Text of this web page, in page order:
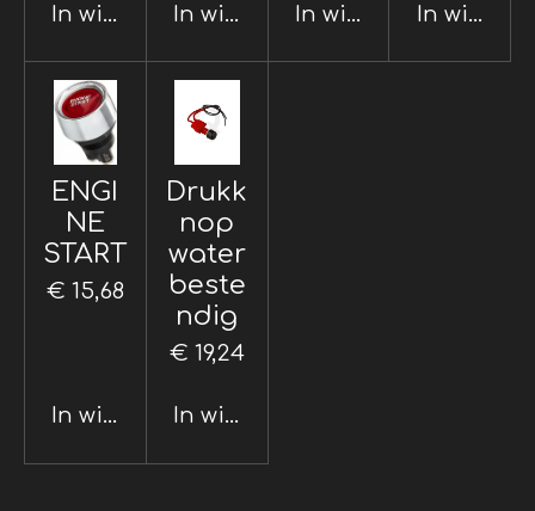
In winkelwagenIn winkelwagenIn winkelwagen
In
ENGI
NE
START
€ 15,68
In winkelwagen
Drukk
nop
water
beste
ndig
€ 19,24
In winkelwagen